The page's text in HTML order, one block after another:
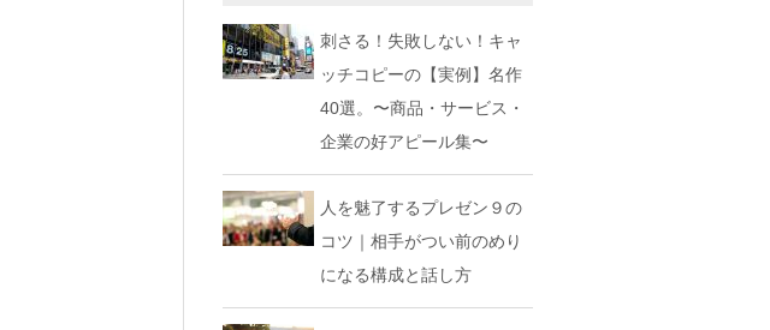
刺さる！失敗しない！キャ
ッチコピーの【実例】名作
40選。〜商品・サービス・
企業の好アピール集〜
人を魅了するプレゼン９の
コツ｜相手がつい前のめり
になる構成と話し方